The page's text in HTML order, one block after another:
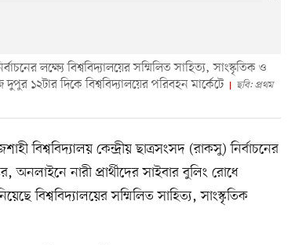
লক্ষ্যে বিশ্ববিদ্যালয়ের সম্মিলিত সাহিত্য, সাংস্কৃতিক ও
১২টার দিকে বিশ্ববিদ্যালয়ের পরিবহন মার্কেটে
ছবি: প্রথম
বিশ্ববিদ্যালয় কেন্দ্রীয় ছাত্রসংসদ (রাকসু) নির্বাচনের
অনলাইনে নারী প্রার্থীদের সাইবার বুলিং রোধে
বিশ্ববিদ্যালয়ের সম্মিলিত সাহিত্য, সাংস্কৃতিক